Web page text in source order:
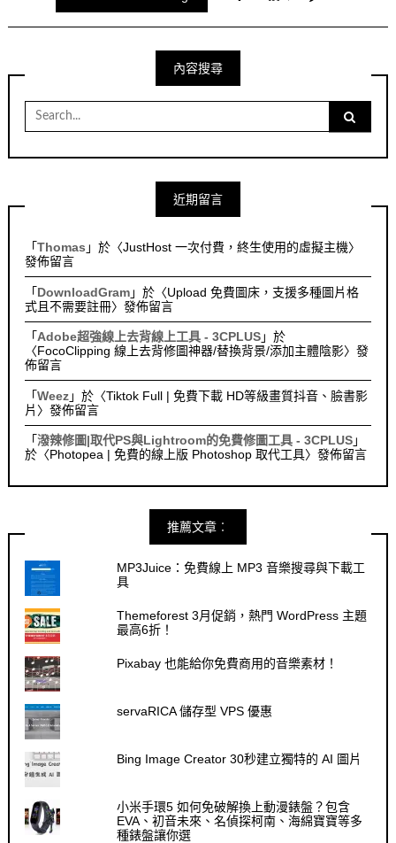
內容搜尋
Search
for:
近期留言
「Thomas 」於〈JustHost 一次付費，終生使用的虛擬主機〉
發佈留言
「 DownloadGram」於〈Upload 免費圖床，支援多種圖片格
式且不需要註冊〉發佈留言
「Adobe超強線上去背線上工具 - 3CPLUS」於
〈FocoClipping 線上去背修圖神器/替換背景/添加主體陰影〉發
佈留言
「Weez」於〈Tiktok Full | 免費下載 HD等級畫質抖音、臉書影
片 〉發佈留言
「潑辣修圖|取代PS與Lightroom的免費修圖工具 - 3CPLUS」
於〈Photopea | 免費的線上版 Photoshop 取代工具〉發佈留言
推薦文章︰
MP3Juice：免費線上 MP3 音樂搜尋與下載工
具
Themeforest 3月促銷，熱門 WordPress 主題
最高6折！
Pixabay 也能給你免費商用的音樂素材！
servaRICA 儲存型 VPS 優惠
Bing Image Creator 30秒建立獨特的 AI 圖片
小米手環5 如何免破解換上動漫錶盤？包含
EVA、初音未來、名偵探柯南、海綿寶寶等多
種錶盤讓你選